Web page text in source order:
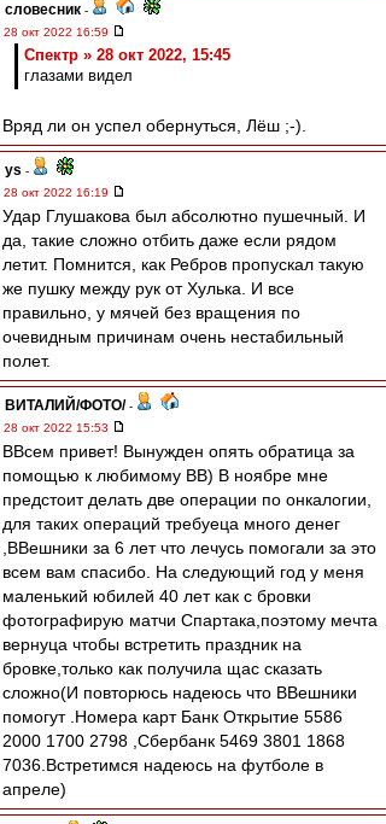
словесник -
28 окт 2022 16:59
Спектр » 28 окт 2022, 15:45
глазами видел
Вряд ли он успел обернуться, Лёш ;-).
ys -
28 окт 2022 16:19
Удар Глушакова был абсолютно пушечный. И
да, такие сложно отбить даже если рядом
летит. Помнится, как Ребров пропускал такую
же пушку между рук от Хулька. И все
правильно, у мячей без вращения по
очевидным причинам очень нестабильный
полет.
ВИТАЛИЙ/ФОТО/ -
28 окт 2022 15:53
ВВсем привет! Вынужден опять обратица за
помощью к любимому ВВ) В ноябре мне
предстоит делать две операции по онкалогии,
для таких операций требуеца много денег
,ВВешники за 6 лет что лечусь помогали за это
всем вам спасибо. На следующий год у меня
маленький юбилей 40 лет как с бровки
фотографирую матчи Спартака,поэтому мечта
вернуца чтобы встретить праздник на
бровке,только как получила щас сказать
сложно(И повторюсь надеюсь что ВВешники
помогут .Номера карт Банк Открытие 5586
2000 1700 2798 ,Сбербанк 5469 3801 1868
7036.Встретимся надеюсь на футболе в
апреле)